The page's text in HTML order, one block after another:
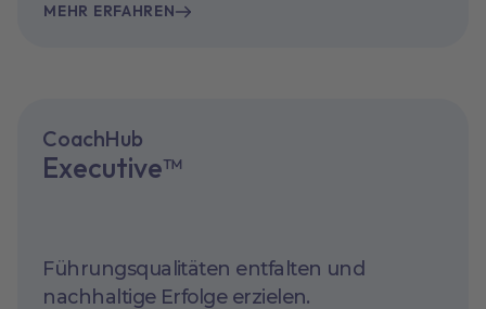
MEHR ERFAHREN
CoachHub
Executive™
Führungsqualitäten entfalten und
nachhaltige Erfolge erzielen.